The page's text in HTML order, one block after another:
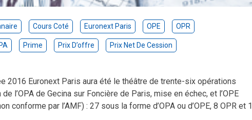
Cours Coté Euronext Paris OPE OPR
PA Prime Prix D’offre Prix Net De Cession
2016 Euronext Paris aura été le théâtre de trente-six opérations
l’OPA de Gecina sur Foncière de Paris, mise en échec, et l’OPE
conforme par l’AMF) : 27 sous la forme d’OPA ou d’OPE, 8 OPR et 1